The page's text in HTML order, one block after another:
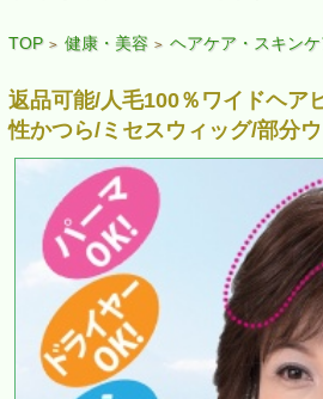
TOP > 健康・美容 > ヘアケア・スキン
返品可能/人毛100％ワイドヘア
性かつら/ミセスウィッグ/部分